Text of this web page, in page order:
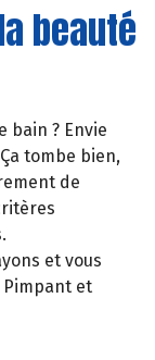
beauté
bain ? Envie
tombe bien,
de
et vous
Pimpant et